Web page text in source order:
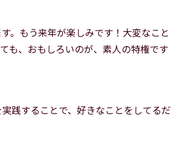
。もう来年が楽しみです！大変なこと
も、おもしろいのが、素人の特権です
践することで、好きなことをしてるだ